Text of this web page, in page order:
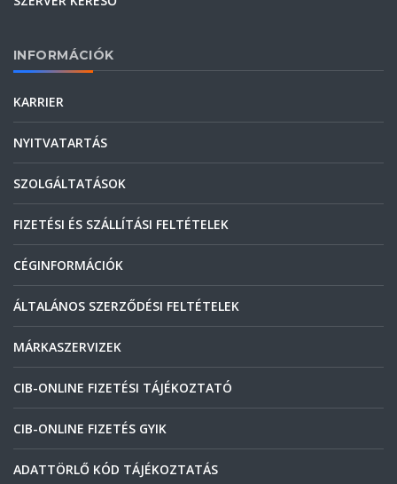
INFORMÁCIÓK
KARRIER
NYITVATARTÁS
SZOLGÁLTATÁSOK
FIZETÉSI ÉS SZÁLLÍTÁSI FELTÉTELEK
CÉGINFORMÁCIÓK
ÁLTALÁNOS SZERZŐDÉSI FELTÉTELEK
MÁRKASZERVIZEK
CIB-ONLINE FIZETÉSI TÁJÉKOZTATÓ
CIB-ONLINE FIZETÉS GYIK
ADATTÖRLŐ KÓD TÁJÉKOZTATÁS